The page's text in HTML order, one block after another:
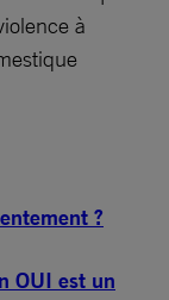
à
?
OUI est un